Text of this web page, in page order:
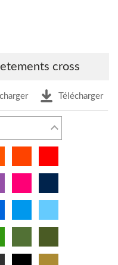
cross
Télécharger